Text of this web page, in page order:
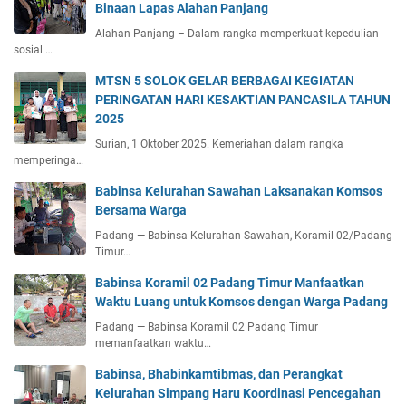
Binaan Lapas Alahan Panjang
Alahan Panjang – Dalam rangka memperkuat kepedulian
sosial …
MTSN 5 SOLOK GELAR BERBAGAI KEGIATAN
PERINGATAN HARI KESAKTIAN PANCASILA TAHUN
2025
Surian, 1 Oktober 2025. Kemeriahan dalam rangka
memperinga…
Babinsa Kelurahan Sawahan Laksanakan Komsos
Bersama Warga
Padang — Babinsa Kelurahan Sawahan, Koramil 02/Padang
Timur…
Babinsa Koramil 02 Padang Timur Manfaatkan
Waktu Luang untuk Komsos dengan Warga Padang
Padang — Babinsa Koramil 02 Padang Timur
memanfaatkan waktu…
Babinsa, Bhabinkamtibmas, dan Perangkat
Kelurahan Simpang Haru Koordinasi Pencegahan